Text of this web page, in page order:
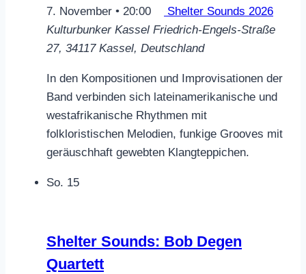
7. November • 20:00
Shelter Sounds 2026
Kulturbunker Kassel Friedrich-Engels-Straße
27, 34117 Kassel, Deutschland
In den Kompositionen und Improvisationen der
Band verbinden sich lateinamerikanische und
westafrikanische Rhythmen mit
folkloristischen Melodien, funkige Grooves mit
geräuschhaft gewebten Klangteppichen.
So. 15
Shelter Sounds: Bob Degen
Quartett